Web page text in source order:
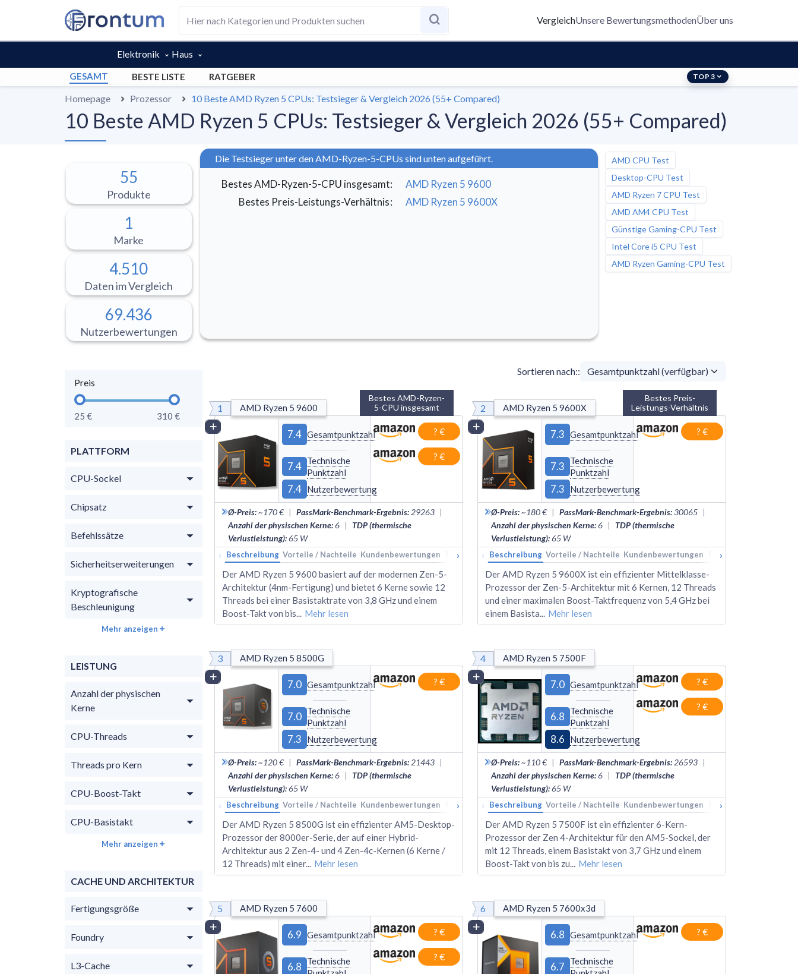
VergleichUnsere BewertungsmethodenÜber uns
Elektronik Haus
GESAMT BESTE LISTE RATGEBER TOP 3
Homepage Prozessor 10 Beste AMD Ryzen 5 CPUs: Testsieger & Vergleich 2026 (55+ Compared)
10 Beste AMD Ryzen 5 CPUs: Testsieger & Vergleich 2026 (55+ Compared)
55
Produkte
1
Marke
4.510
Daten im Vergleich
69.436
Nutzerbewertungen
Die Testsieger unter den AMD-Ryzen-5-CPUs sind unten aufgeführt.
Bestes AMD-Ryzen-5-CPU insgesamt:
AMD Ryzen 5 9600
Bestes Preis-Leistungs-Verhältnis: AMD Ryzen 5 9600X
AMD CPU Test
Desktop-CPU Test
AMD Ryzen 7 CPU Test
AMD AM4 CPU Test
Günstige Gaming-CPU Test
Intel Core i5 CPU Test
AMD Ryzen Gaming-CPU Test
Preis
25 € 310 €
PLATTFORM
CPU-Sockel
Chipsatz
Befehlssätze
Sicherheitserweiterungen
Kryptografische
Beschleunigung
Mehr anzeigen
LEISTUNG
Anzahl der physischen
Kerne
CPU-Threads
Threads pro Kern
CPU-Boost-Takt
CPU-Basistakt
Mehr anzeigen
CACHE UND ARCHITEKTUR
Fertigungsgröße
Foundry
L3-Cache
Sortieren nach::
1 AMD Ryzen 5 9600
Bestes AMD-Ryzen-
5-CPU insgesamt
Vergleich
7.4 Gesamtpunktzahl
7.4 Technische
Punktzahl
7.4 Nutzerbewertung
? €
? €
Ø-Preis:~170 € | PassMark-Benchmark-Ergebnis: 29263 |
Anzahl der physischen Kerne:6 |
TDP (thermische
Verlustleistung):65 W
‹ Beschreibung Vorteile / Nachteile Kundenbewertungen Technische Daten Rankings Alternativen
›
Der AMD Ryzen 5 9600 basiert auf der modernen Zen-5-
Architektur (4nm-Fertigung) und bietet 6 Kerne sowie 12
Threads bei einer Basistaktrate von 3,8 GHz und einem
Boost-Takt von bis... Mehr lesen
2 AMD Ryzen 5 9600X
Bestes Preis-
Leistungs-Verhältnis
Vergleich
7.3 Gesamtpunktzahl
7.3
Technische
Punktzahl
7.3 Nutzerbewertung
? €
Ø-Preis:~180 € | PassMark-Benchmark-Ergebnis:30065 |
Anzahl der physischen Kerne:6 |
TDP (thermische
Verlustleistung):65 W
‹ Beschreibung Vorteile / Nachteile Kundenbewertungen Technische Daten
›
Der AMD Ryzen 5 9600X ist ein effizienter Mittelklasse-
Prozessor der Zen-5-Architektur mit 6 Kernen, 12 Threads
und einer maximalen Boost-Taktfrequenz von 5,4 GHz bei
einem Basista... Mehr lesen
3 AMD Ryzen 5 8500G
Vergleich
7.0 Gesamtpunktzahl
7.0 Technische
Punktzahl
7.3 Nutzerbewertung
? €
Ø-Preis:~120 € | PassMark-Benchmark-Ergebnis: 21443 |
Anzahl der physischen Kerne:6 |
TDP (thermische
Verlustleistung):65 W
‹ Beschreibung Vorteile / Nachteile Kundenbewertungen Technische Daten Rankings Alternativen
›
Der AMD Ryzen 5 8500G ist ein effizienter AM5-Desktop-
Prozessor der 8000er-Serie, der auf einer Hybrid-
Architektur aus 2 Zen-4- und 4 Zen-4c-Kernen (6 Kerne /
12 Threads) mit einer... Mehr lesen
4 AMD Ryzen 5 7500F
Vergleich
7.0 Gesamtpunktzahl
6.8
Technische
Punktzahl
8.6 Nutzerbewertung
? €
? €
Ø-Preis:~110 € | PassMark-Benchmark-Ergebnis: 26593 |
Anzahl der physischen Kerne:6 |
TDP (thermische
Verlustleistung):65 W
‹ Beschreibung Vorteile / Nachteile Kundenbewertungen Technische Daten
›
Der AMD Ryzen 5 7500F ist ein effizienter 6-Kern-
Prozessor der Zen 4-Architektur für den AM5-Sockel, der
mit 12 Threads, einem Basistakt von 3,7 GHz und einem
Boost-Takt von bis zu... Mehr lesen
5 AMD Ryzen 5 7600
Vergleich
6.9 Gesamtpunktzahl
6.8
Technische
? €
? €
6 AMD Ryzen 5 7600x3d
Vergleich
6.8 Gesamtpunktzahl
6.7
Technische
? €